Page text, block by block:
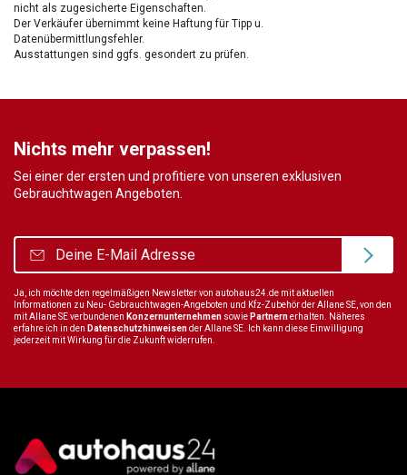
nicht als zugesicherte Eigenschaften.
Der Verkäufer übernimmt keine Haftung für Tipp u.
Datenübermittlungsfehler.
Ausstattungen sind ggfs. gesondert zu prüfen.
Nichts mehr verpassen!
Sei einer der ersten und profitiere von unseren exklusiven
Gebrauchtwagen Angeboten.
Ja, ich möchte den regelmäßigen Newsletter von autohaus24.de mit aktuellen
Informationen zu Neu- Gebrauchtwagen-Angeboten und Kfz-Zubehör der Allane SE, von den
mit Allane SE verbundenen Konzernunternehmen sowie Partnernerhalten. Näheres
erfahre ich in den Datenschutzhinweisender Allane SE. Ich kann diese Einwilligung
jederzeit mit Wirkung für die Zukunft widerrufen.